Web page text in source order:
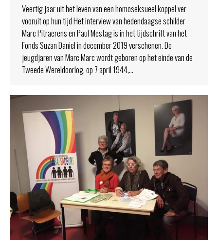
Veertig jaar uit het leven van een homoseksueel koppel ver
vooruit op hun tijd Het interview van hedendaagse schilder
Marc Pitraerens en Paul Mestag is in het tijdschrift van het
Fonds Suzan Daniel in december 2019 verschenen. De
jeugdjaren van Marc Marc wordt geboren op het einde van de
Tweede Wereldoorlog, op 7 april 1944,…